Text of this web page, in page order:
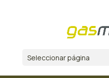
Seleccionar página